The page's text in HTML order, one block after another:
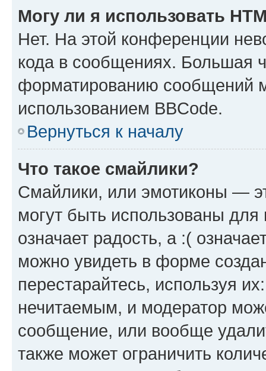
Могу ли я использовать
Нет. На этой конференции
кода в сообщениях. Большая
форматированию сообщений
использованием BBCode.
Вернуться к началу
Что такое смайлики?
Смайлики, или эмотиконы —
могут быть использованы
означает радость, а :(
можно увидеть в форме
перестарайтесь, используя
нечитаемым, и модератор
сообщение, или вообще
также может ограничить